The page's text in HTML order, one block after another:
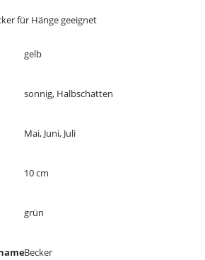
für Hänge geeignet
gelb
sonnig, Halbschatten
Mai, Juni, Juli
10 cm
grün
Becker